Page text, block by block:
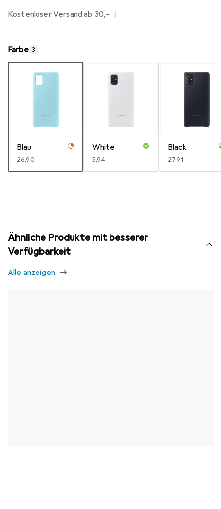
Kostenloser Versand ab 30,– i
Farbe 3
Blau
EUR
26,90
White
EUR
5,94
Black
EUR
27,91
Ähnliche Produkte mit besserer
Verfügbarkeit
Alle anzeigen